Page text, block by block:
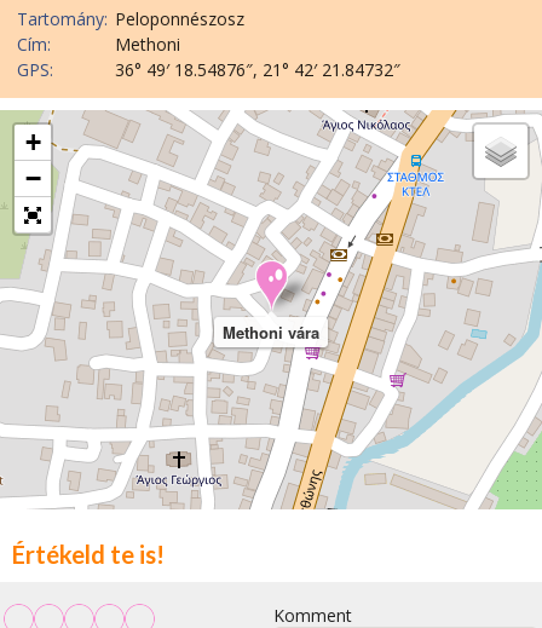
Tartomány: Peloponnészosz
Cím:
Methoni
GPS:
36° 49′ 18.54876″, 21° 42′ 21.84732″
Methoni vára
+
−
Értékeld te is!
Komment